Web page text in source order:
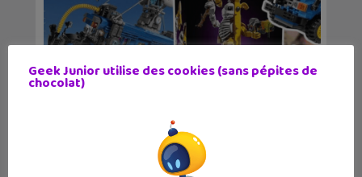
Geek Junior utilise des cookies (sans pépites de
chocolat)